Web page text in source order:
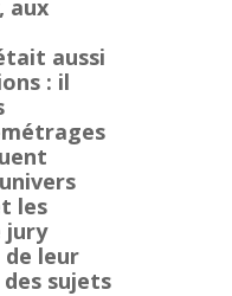
aux
aussi
: il
les
jury
leur
sujets